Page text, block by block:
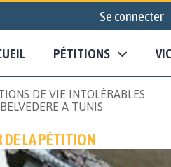
Se connecter
PÉTITIONS
DE VIE INTOLÉRABLES
A TUNIS
DE LA PÉTITION